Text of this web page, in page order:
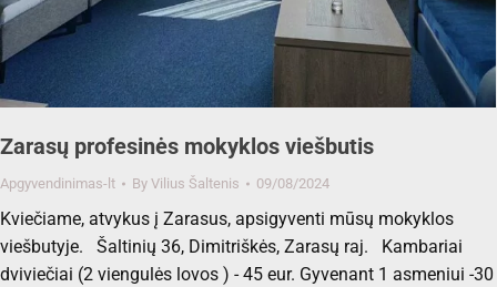
Zarasų profesinės mokyklos viešbutis
Apgyvendinimas-lt By Vilius Šaltenis 09/08/2024
Kviečiame, atvykus į Zarasus, apsigyventi mūsų mokyklos
viešbutyje. Šaltinių 36, Dimitriškės, Zarasų raj. Kambariai
dviviečiai (2 viengulės lovos ) ­- 45 eur. Gyvenant 1 asmeniui -30